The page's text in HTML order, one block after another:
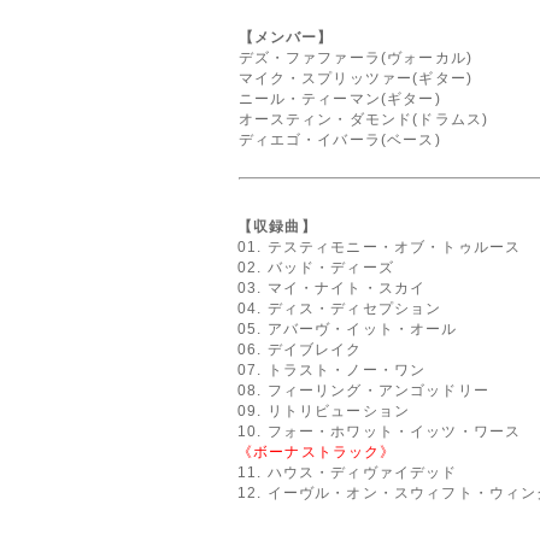
【メンバー】
デズ・ファファーラ(ヴォーカル)
マイク・スプリッツァー(ギター)
ニール・ティーマン(ギター)
オースティン・ダモンド(ドラムス)
ディエゴ・イバーラ(ベース)
【収録曲】
01. テスティモニー・オブ・トゥルース
02. バッド・ディーズ
03. マイ・ナイト・スカイ
04. ディス・ディセプション
05. アバーヴ・イット・オール
06. デイブレイク
07. トラスト・ノー・ワン
08. フィーリング・アンゴッドリー
09. リトリビューション
10. フォー・ホワット・イッツ・ワース
《ボーナストラック》
11. ハウス・ディヴァイデッド
12. イーヴル・オン・スウィフト・ウィン